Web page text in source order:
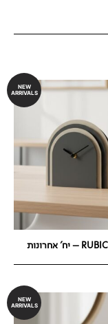
NEW
ARRIVALS
NEW
ARRIVALS